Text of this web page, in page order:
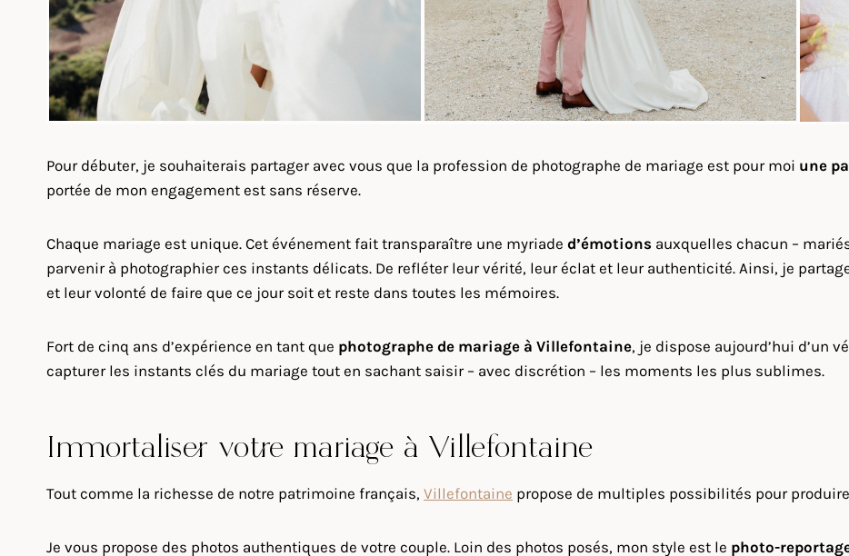
Pour débuter, je souhaiterais partager avec vous que la profession de photographe de mariage est pour moi une
portée de mon engagement est sans réserve.
Chaque mariage est unique. Cet événement fait transparaître une myriade d’émotions auxquelles chacun –
parvenir à photographier ces instants délicats. De refléter leur vérité, leur éclat et leur authenticité. Ainsi, je
et leur volonté de faire que ce jour soit et reste dans toutes les mémoires.
Fort de cinq ans d’expérience en tant que photographe de mariage à Villefontaine, je dispose aujourd’hui d’un
capturer les instants clés du mariage tout en sachant saisir – avec discrétion – les moments les plus sublimes.
Immortaliser votre mariage à Villefontaine
Tout comme la richesse de notre patrimoine français, Villefontaine propose de multiples possibilités pour
Je vous propose des photos authentiques de votre couple. Loin des photos posés, mon style est le photo-